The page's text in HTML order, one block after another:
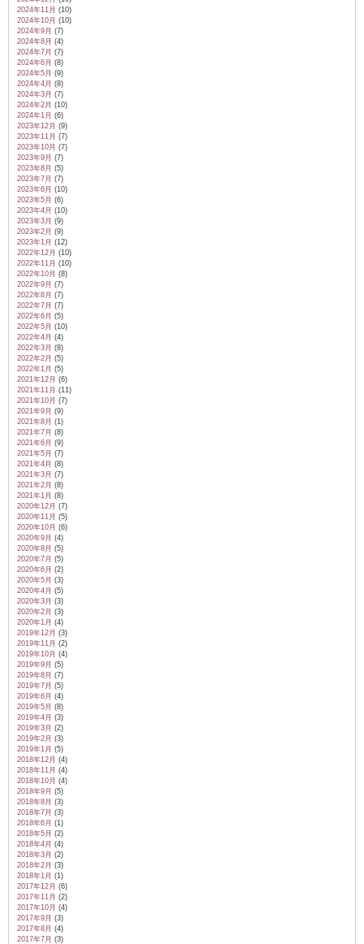
2024年11月 (10)
2024年10月 (10)
2024年9月 (7)
2024年8月 (4)
2024年7月 (7)
2024年6月 (8)
2024年5月 (9)
2024年4月 (8)
2024年3月 (7)
2024年2月 (10)
2024年1月 (6)
2023年12月 (9)
2023年11月 (7)
2023年10月 (7)
2023年9月 (7)
2023年8月 (5)
2023年7月 (7)
2023年6月 (10)
2023年5月 (6)
2023年4月 (10)
2023年3月 (9)
2023年2月 (9)
2023年1月 (12)
2022年12月 (10)
2022年11月 (10)
2022年10月 (8)
2022年9月 (7)
2022年8月 (7)
2022年7月 (7)
2022年6月 (5)
2022年5月 (10)
2022年4月 (4)
2022年3月 (8)
2022年2月 (5)
2022年1月 (5)
2021年12月 (6)
2021年11月 (11)
2021年10月 (7)
2021年9月 (9)
2021年8月 (1)
2021年7月 (8)
2021年6月 (9)
2021年5月 (7)
2021年4月 (8)
2021年3月 (7)
2021年2月 (8)
2021年1月 (8)
2020年12月 (7)
2020年11月 (5)
2020年10月 (6)
2020年9月 (4)
2020年8月 (5)
2020年7月 (5)
2020年6月 (2)
2020年5月 (3)
2020年4月 (5)
2020年3月 (3)
2020年2月 (3)
2020年1月 (4)
2019年12月 (3)
2019年11月 (2)
2019年10月 (4)
2019年9月 (5)
2019年8月 (7)
2019年7月 (5)
2019年6月 (4)
2019年5月 (8)
2019年4月 (3)
2019年3月 (2)
2019年2月 (3)
2019年1月 (5)
2018年12月 (4)
2018年11月 (4)
2018年10月 (4)
2018年9月 (5)
2018年8月 (3)
2018年7月 (3)
2018年6月 (1)
2018年5月 (2)
2018年4月 (4)
2018年3月 (2)
2018年2月 (3)
2018年1月 (1)
2017年12月 (6)
2017年11月 (2)
2017年10月 (4)
2017年9月 (3)
2017年8月 (4)
2017年7月 (3)